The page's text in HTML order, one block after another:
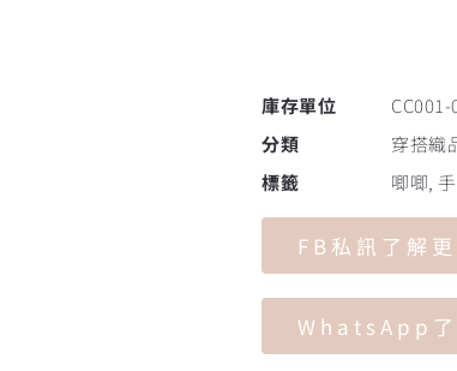
庫存單位
CC001-
分類
穿搭織
標籤
唧唧,
FB私訊了解
WhatsApp了